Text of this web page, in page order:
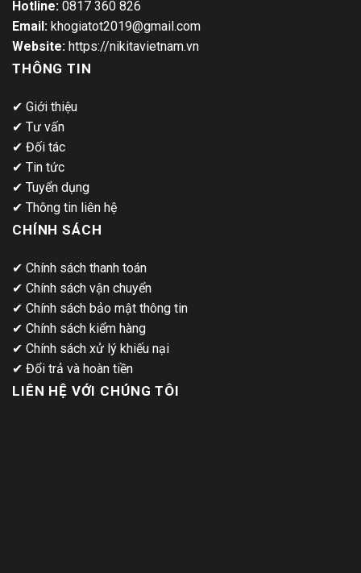
Hotline: 0817 360 826
Email: khogiatot2019@gmail.com
Website: https://nikitavietnam.vn
THÔNG TIN
✔ Giới thiệu
✔ Tư vấn
✔ Đối tác
✔ Tin tức
✔ Tuyển dụng
✔ Thông tin liên hệ
CHÍNH SÁCH
✔ Chính sách thanh toán
✔ Chính sách vận chuyển
✔ Chính sách bảo mật thông tin
✔ Chính sách kiểm hàng
✔ Chính sách xử lý khiếu nại
✔ Đổi trả và hoàn tiền
LIÊN HỆ VỚI CHÚNG TÔI